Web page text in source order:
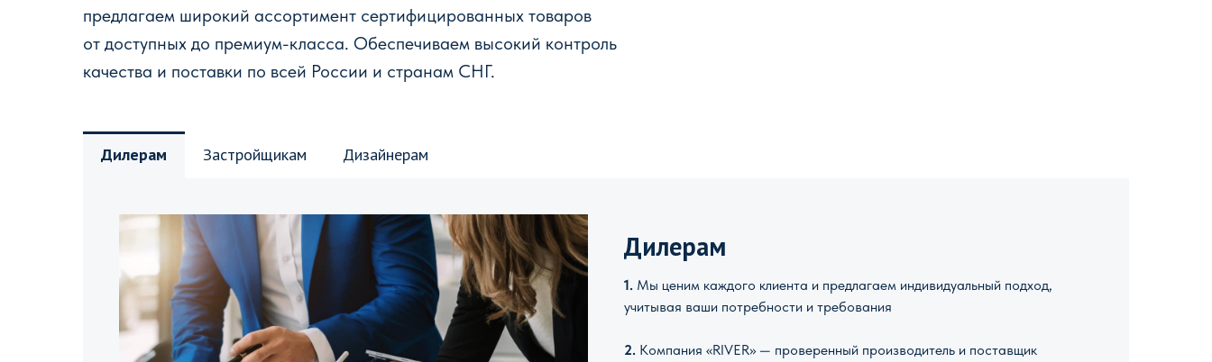
предлагаем широкий ассортимент сертифицированных товаров
от доступных до премиум-класса. Обеспечиваем высокий контроль
качества и поставки по всей России и странам СНГ.
Дилерам Застройщикам Дизайнерам
Дилерам
1. Мы ценим каждого клиента и предлагаем индивидуальный подход,
учитывая ваши потребности и требования
2. Компания «RIVER» — проверенный производитель и поставщик